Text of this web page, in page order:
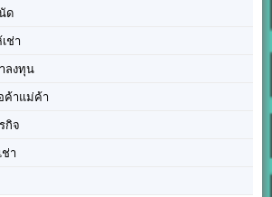
ด
ช่า
ลงทุน
าแม่ค้า
กิจ
ช่า